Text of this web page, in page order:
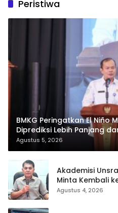
Peristiwa
BMKG Peringatkan El Niño
Diprediksi Lebih Panjang
September
Agustus 5, 2026
Akademisi
Minta Kembali
Polarisasi
Agustus 4, 2026